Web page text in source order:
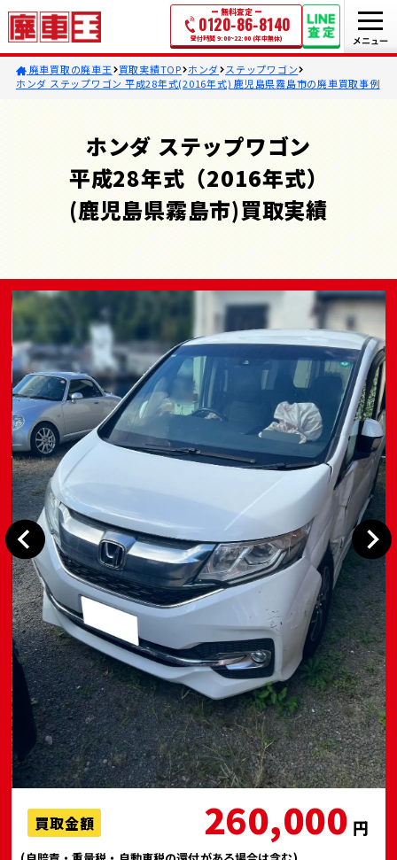
無料査定
0120-86-8140
受付時間 9:00~22:00 (年中無休)
廃車買取の廃車王 買取実績TOP ホンダ
ステップワゴン
ホンダ ステップワゴン 平成28年式(2016年式) 鹿児島県霧島市の廃車買取事例
ホンダ ステップワゴン
平成28年式（2016年式）
(鹿児島県霧島市)買取実績
買取金額 260,000 円